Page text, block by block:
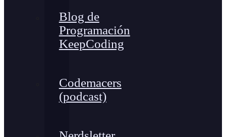
Blog de
Programación
KeepCoding
Codemacers
(podcast)